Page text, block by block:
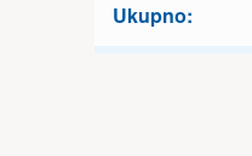
Ukupno: